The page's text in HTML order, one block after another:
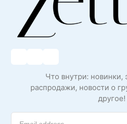
Что внутри: новинки,
распродажи, новости о
другое!